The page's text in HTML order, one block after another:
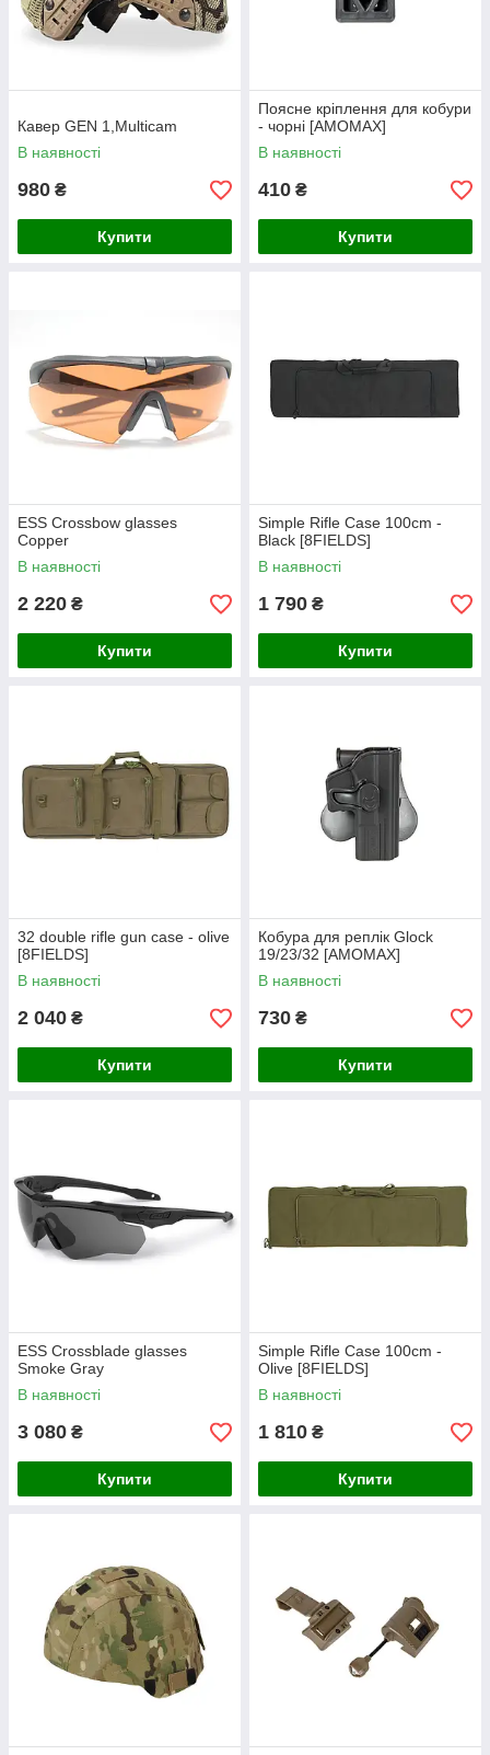
Кавер GEN 1,Multicam
В наявності
980 ₴
Купити
Поясне кріплення для кобури
- чорні [AMOMAX]
В наявності
410 ₴
Купити
ESS Crossbow glasses
Copper
В наявності
2 220 ₴
Купити
Simple Rifle Case 100cm -
Black [8FIELDS]
В наявності
1 790 ₴
Купити
32 double rifle gun case - olive
[8FIELDS]
В наявності
2 040 ₴
Купити
Кобура для реплік Glock
19/23/32 [AMOMAX]
В наявності
730 ₴
Купити
ESS Crossblade glasses
Smoke Gray
В наявності
3 080 ₴
Купити
Simple Rifle Case 100cm -
Olive [8FIELDS]
В наявності
1 810 ₴
Купити